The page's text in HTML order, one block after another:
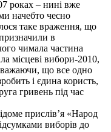
роках – нині вже
начебто чесно
таке враження, що
в
чимала частина
місцеві вибори-2010,
що все одно
і єдина користь,
гривень під час
прислів’я «Народ
виборів до